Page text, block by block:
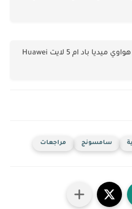
مواصفات وسعر هواوي ميديا باد ام 5 لايت Huawei
سامسونج مراجعات